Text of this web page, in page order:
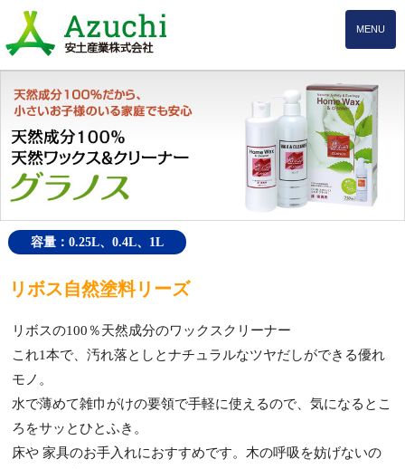
MENU
容量：0.25L、0.4L、1L
リボス自然塗料リーズ
リボスの100％天然成分のワックスクリーナー
これ1本で、汚れ落としとナチュラルなツヤだしができる優れ
モノ。
水で薄めて雑巾がけの要領で手軽に使えるので、気になるとこ
ろをサッとひとふき。
床や 家具のお手入れにおすすめです。木の呼吸を妨げないの